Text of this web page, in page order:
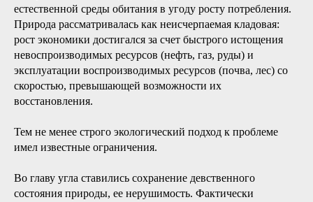
естественной среды обитания в угоду росту потребления.
Природа рассматривалась как неисчерпаемая кладовая:
рост экономики достигался за счет быстрого истощения
невоспроизводимых ресурсов (нефть, газ, руды) и
эксплуатации воспроизводимых ресурсов (почва, лес) со
скоростью, превышающей возможности их
восстановления.
Тем не менее строго экологический подход к проблеме
имел известные ограничения.
Во главу угла ставились сохранение девственного
состояния природы, ее нерушимость. Фактически